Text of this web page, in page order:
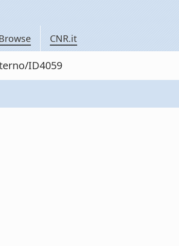
CNR.it
ID4059